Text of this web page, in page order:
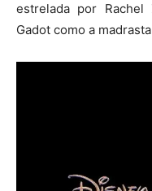
estrelada por
Gadot como a